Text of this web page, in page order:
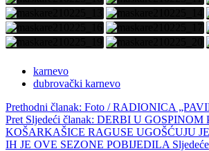
karnevo
dubrovački karnevo
Prethodni članak: Foto / RADIONICA
Pret Sljedeći članak: DERBI U GOSPINOM
KOŠARKAŠICE RAGUSE UGOŠĆUJU
IH JE OVE SEZONE POBIJEDILA Sljedeće